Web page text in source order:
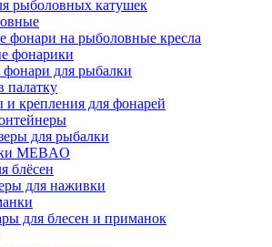
рыболовных катушек
фонари на рыболовные кресла
фонарики
для рыбалки
палатку
крепления для фонарей
для рыбалки
MEBAO
блёсен
для наживки
для блесен и приманок